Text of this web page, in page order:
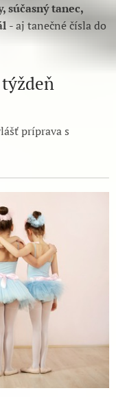
súčasný tanec,
- aj tanečné čísla do
príprava s